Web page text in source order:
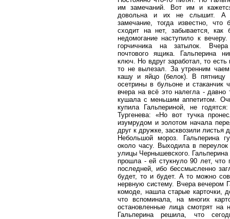
им замечаний. Вот им и
довольна и их не слышит. А
замечание, тогда известно,
сходит на нет, забывается,
недомогание наступило к
горчичника на затылок.
почтового ящика. Гальперина
ключ. Но вдруг заработал, то
то не вылезал. За утренним
кашу и яйцо (белок). В пятницу
осетрины в бульоне и стаканчик
вчера на всё это налегла - давно
кушала с меньшим аппетитом.
купила Гальпериной, не
Тургенева: «Но вот тучка
изумрудом и золотом начала
друг к дружке, засквозили листья
Небольшой мороз. Гальперина
около часу. Выходила в
улицы Чернышевского.
прошла - ей стукнуло 90 лет,
последней, ибо бессмысленно
будет, то и будет. А то можно
нервную систему. Вчера вечером
комоде, нашла старые карточки,
что вспоминала, на многих
остановленные лица смотрят на
Гальперина решила, что